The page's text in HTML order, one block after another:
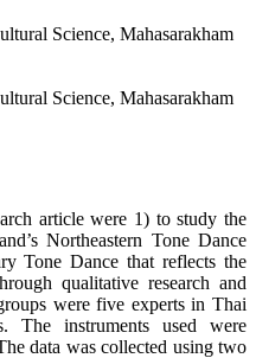
Science, Mahasarakham
Science, Mahasarakham
article were 1) to study the
Northeastern Tone Dance
Tone Dance that reflects the
qualitative research and
were five experts in Thai
The instruments used were
data was collected using two